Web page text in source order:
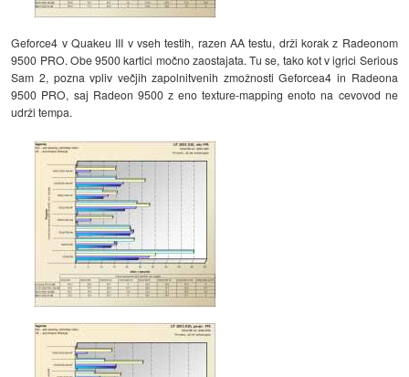
Geforce4 v Quakeu III v vseh testih, razen AA testu, drži korak z Radeonom
9500 PRO. Obe 9500 kartici močno zaostajata. Tu se, tako kot v igrici Serious
Sam 2, pozna vpliv večjih zapolnitvenih zmožnosti Geforcea4 in Radeona
9500 PRO, saj Radeon 9500 z eno texture-mapping enoto na cevovod ne
udrži tempa.